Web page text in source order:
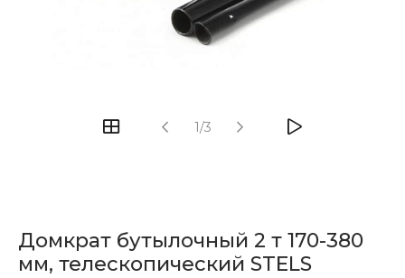
1/3
Домкрат бутылочный 2 т 170-380
мм, телескопический STELS